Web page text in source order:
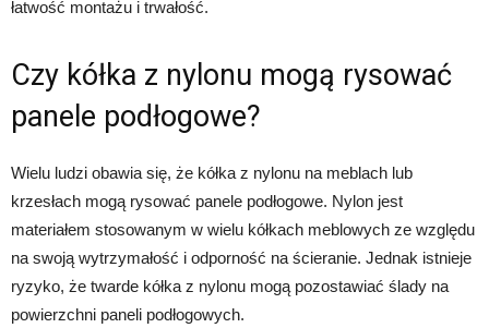
łatwość montażu i trwałość.
Czy kółka z nylonu mogą rysować
panele podłogowe?
Wielu ludzi obawia się, że kółka z nylonu na meblach lub
krzesłach mogą rysować panele podłogowe. Nylon jest
materiałem stosowanym w wielu kółkach meblowych ze względu
na swoją wytrzymałość i odporność na ścieranie. Jednak istnieje
ryzyko, że twarde kółka z nylonu mogą pozostawiać ślady na
powierzchni paneli podłogowych.